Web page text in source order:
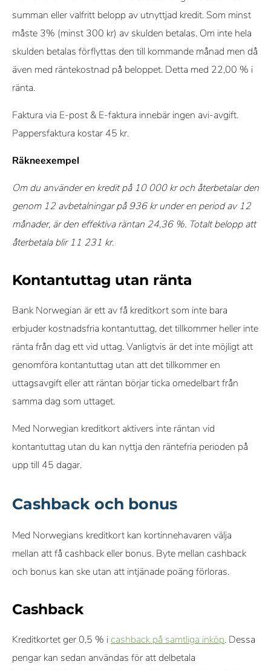
summan eller valfritt belopp av utnyttjad kredit. Som minst
måste 3% (minst 300 kr) av skulden betalas. Om inte hela
skulden betalas förflyttas den till kommande månad men då
även med räntekostnad på beloppet. Detta med 22,00 % i
ränta.
Faktura via E-post & E-faktura innebär ingen avi-avgift.
Pappersfaktura kostar 45 kr.
Räkneexempel
Om du använder en kredit på 10 000 kr och återbetalar den
genom 12 avbetalningar på 936 kr under en period av 12
månader, är den effektiva räntan 24,36 %. Totalt belopp att
återbetala blir 11 231 kr.
Kontantuttag utan ränta
Bank Norwegian är ett av få kreditkort som inte bara
erbjuder kostnadsfria kontantuttag, det tillkommer heller inte
ränta från dag ett vid uttag. Vanligtvis är det inte möjligt att
genomföra kontantuttag utan att det tillkommer en
uttagsavgift eller att räntan börjar ticka omedelbart från
samma dag som uttaget.
Med Norwegian kreditkort aktivers inte räntan vid
kontantuttag utan du kan nyttja den räntefria perioden på
upp till 45 dagar.
Cashback och bonus
Med Norwegians kreditkort kan kortinnehavaren välja
mellan att få cashback eller bonus. Byte mellan cashback
och bonus kan ske utan att intjänade poäng förloras.
Cashback
Kreditkortet ger 0,5 % icashback på samtliga inköp. Dessa
pengar kan sedan användas för att delbetala